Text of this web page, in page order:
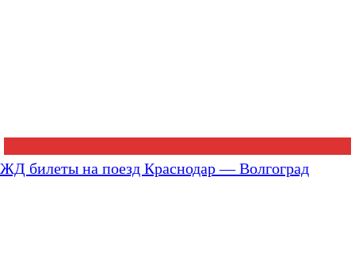
ЖД билеты на поезд Краснодар — Волгоград